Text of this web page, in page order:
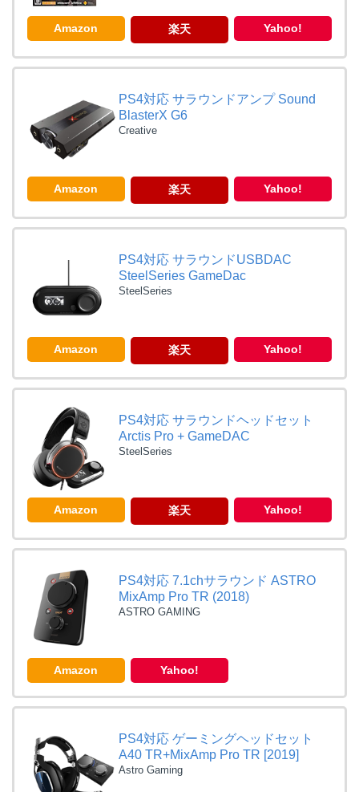
Amazon 楽天 Yahoo!
PS4対応 サラウンドアンプ Sound
BlasterX G6
Creative
Amazon 楽天 Yahoo!
PS4対応 サラウンドUSBDAC
SteelSeries GameDac
SteelSeries
Amazon 楽天 Yahoo!
PS4対応 サラウンドヘッドセット
Arctis Pro + GameDAC
SteelSeries
Amazon 楽天 Yahoo!
PS4対応 7.1chサラウンド ASTRO
MixAmp Pro TR (2018)
ASTRO GAMING
Amazon Yahoo!
PS4対応 ゲーミングヘッドセット
A40 TR+MixAmp Pro TR [2019]
Astro Gaming